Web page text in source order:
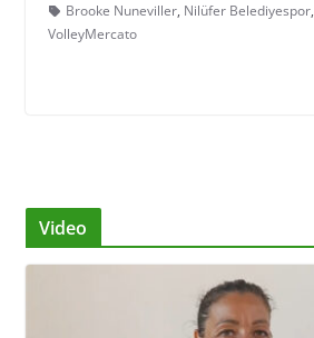
Brooke Nuneviller, Nilüfer Belediyespor,
VolleyMercato
Video